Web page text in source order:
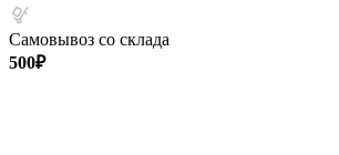
Самовывоз со склада
500₽